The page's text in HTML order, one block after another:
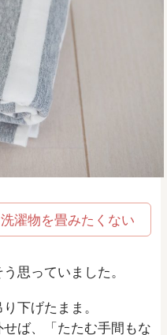
濯物を畳みたくない
思っていました。
下げたまま。
ば、「たたむ手間もな